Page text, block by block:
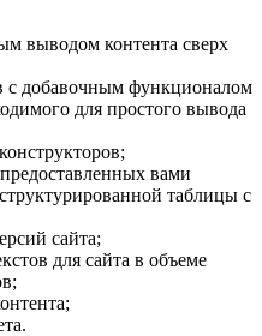
выводом контента сверх
с добавочным функционалом
для простого вывода
вами
таблицы с
сайта;
для сайта в объеме